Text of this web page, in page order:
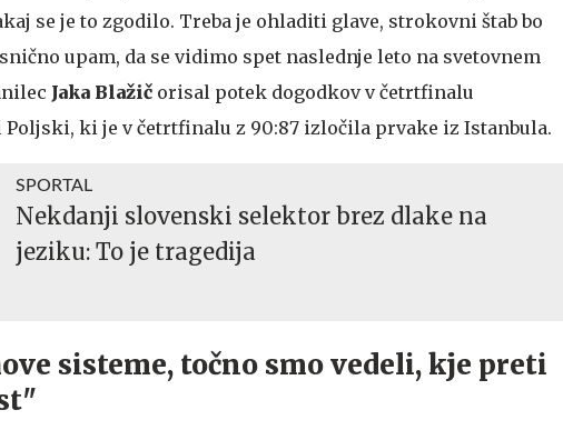
se je to zgodilo. Treba je ohladiti glave, strokovni štab bo
upam, da se vidimo spet naslednje leto na svetovnem
Jaka Blažič orisal potek dogodkov v četrtfinalu
ki je v četrtfinalu z 90:87 izločila prvake iz Istanbula.
SPORTAL
Nekdanji slovenski selektor brez dlake na
jeziku: To je tragedija
sisteme, točno smo vedeli, kje preti